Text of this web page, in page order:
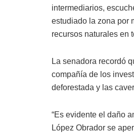
intermediarios,
estudiado la zona por
recursos naturales en
La senadora recordó
compañía de los
deforestada y las
“Es evidente el daño
López Obrador se